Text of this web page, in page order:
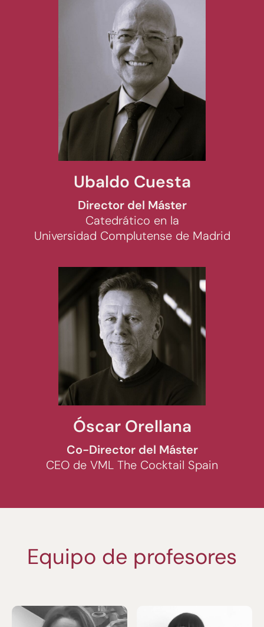
Ubaldo Cuesta
Director del Máster
Catedrático en la
Universidad Complutense de Madrid
Óscar Orellana
Co-Director del Máster
CEO de VML The Cocktail Spain
Equipo de profesores